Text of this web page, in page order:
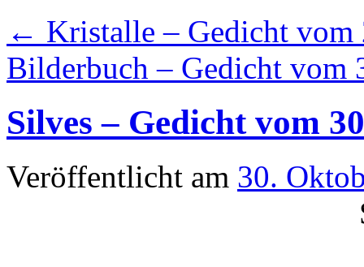
← Kristalle – Gedicht vom
Bilderbuch – Gedicht vom
Silves – Gedicht vom
Veröffentlicht am 30.